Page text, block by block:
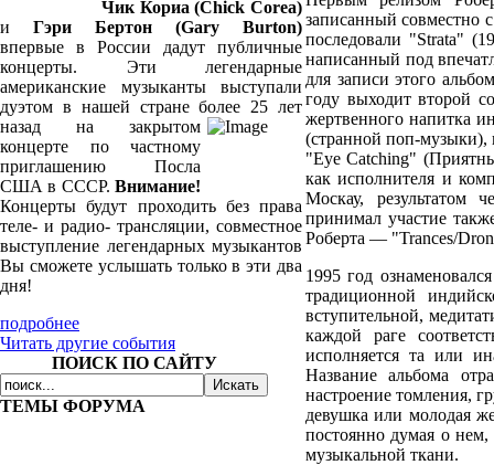
Чик Кориа (Chick Corea)
и Гэри Бертон (Gary Burton)
впервые в России дадут публичные
концерты. Эти легендарные
американские музыканты выступали
дуэтом в нашей стране более 25 лет
назад на закрытом
концерте по частному
приглашению Посла
США в СССР. Внимание!
Концерты будут проходить без права
теле- и радио- трансляции, совместное
выступление легендарных музыкантов
Вы сможете услышать только в эти два
дня!
подробнее
Читать другие события
ПОИСК ПО САЙТУ
ТЕМЫ ФОРУМА
записанный совместно
последовали "Strata"
написанный под
для записи этого
году выходит второй
жертвенного напитка
(странной поп-музыки),
"Eye Catching"
как исполнителя и
Москау, результатом
принимал участие
Роберта — "Trances/
1995 год
традиционной
вступительной,
каждой раге
исполняется та или
Название альбома
настроение томления,
девушка или молодая
постоянно думая о
музыкальной ткани.